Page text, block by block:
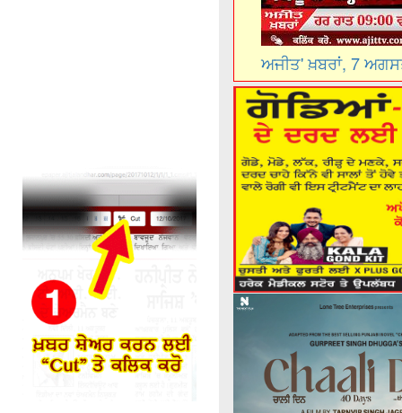
ਅਜੀਤ' ਖ਼ਬਰਾਂ, 7